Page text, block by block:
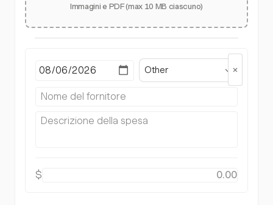
Immagini e PDF (max 10 MB ciascuno)
Other
$